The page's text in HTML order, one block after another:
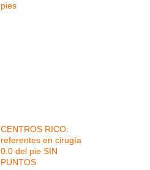
pies
CENTROS RICO:
referentes en cirugía
0.0 del pie SIN
PUNTOS